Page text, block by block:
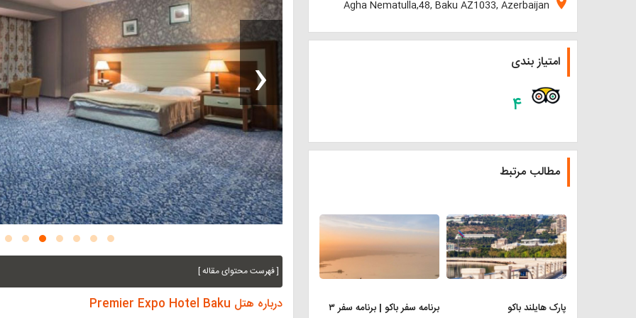
‹
[ فهرست محتوای مقاله ]
درباره هتل Premier Expo Hotel Baku
Agha Nematulla,48, Baku AZ1033, Azerbaijan
امتیاز بندی
۴
مطالب مرتبط
پارک هایلند باکو برنامه سفر باکو | برنامه سفر ۳